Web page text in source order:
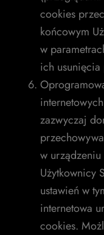
cookies
końcowym
w
ich usunięcia
zazwyczaj
w
Użytkownicy
ustawień w
internetowa
cookies.